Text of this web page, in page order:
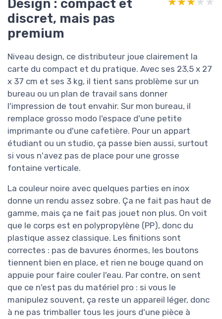
Design : compact et
discret, mais pas
premium
Niveau design, ce distributeur joue clairement la
carte du compact et du pratique. Avec ses 23,5 x 27
x 37 cm et ses 3 kg, il tient sans problème sur un
bureau ou un plan de travail sans donner
l'impression de tout envahir. Sur mon bureau, il
remplace grosso modo l'espace d'une petite
imprimante ou d'une cafetière. Pour un appart
étudiant ou un studio, ça passe bien aussi, surtout
si vous n'avez pas de place pour une grosse
fontaine verticale.
La couleur noire avec quelques parties en inox
donne un rendu assez sobre. Ça ne fait pas haut de
gamme, mais ça ne fait pas jouet non plus. On voit
que le corps est en polypropylène (PP), donc du
plastique assez classique. Les finitions sont
correctes : pas de bavures énormes, les boutons
tiennent bien en place, et rien ne bouge quand on
appuie pour faire couler l'eau. Par contre, on sent
que ce n'est pas du matériel pro : si vous le
manipulez souvent, ça reste un appareil léger, donc
à ne pas trimballer tous les jours d'une pièce à